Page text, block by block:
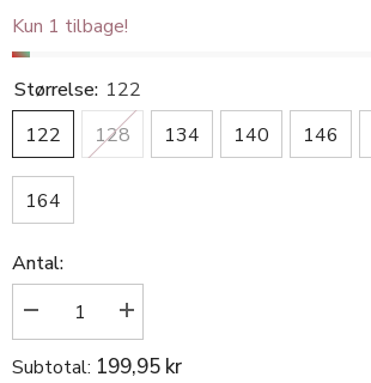
Kun 1 tilbage!
Størrelse: 122
122
128 134 140 146
164
Antal:
Reducer
antallet
Name
Øg
antallet
for
Name
Subtotal: 199,95 kr